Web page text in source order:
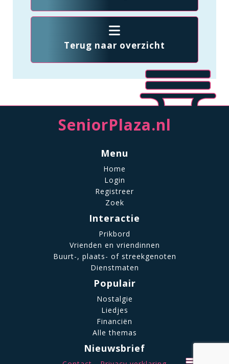
Terug naar overzicht
SeniorPlaza.nl
Menu
Home
Login
Registreer
Zoek
Interactie
Prikbord
Vrienden en vriendinnen
Buurt-, plaats- of streekgenoten
Dienstmaten
Populair
Nostalgie
Liedjes
Financiën
Alle themas
Nieuwsbrief